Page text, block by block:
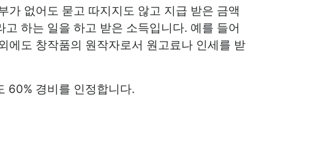
가 없어도 묻고 따지지도 않고 지급 받은 금액
하는 일을 하고 받은 소득입니다. 예를 들어
에도 창작품의 원작자로서 원고료나 인세를 받
60% 경비를 인정합니다.